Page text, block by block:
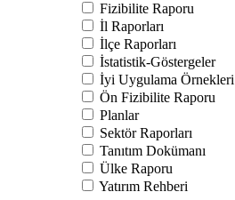
Fizibilite Raporu
İl Raporları
İlçe Raporları
İstatistik-Göstergeler
İyi Uygulama Örnekleri
Ön Fizibilite Raporu
Planlar
Sektör Raporları
Tanıtım Dokümanı
Ülke Raporu
Yatırım Rehberi